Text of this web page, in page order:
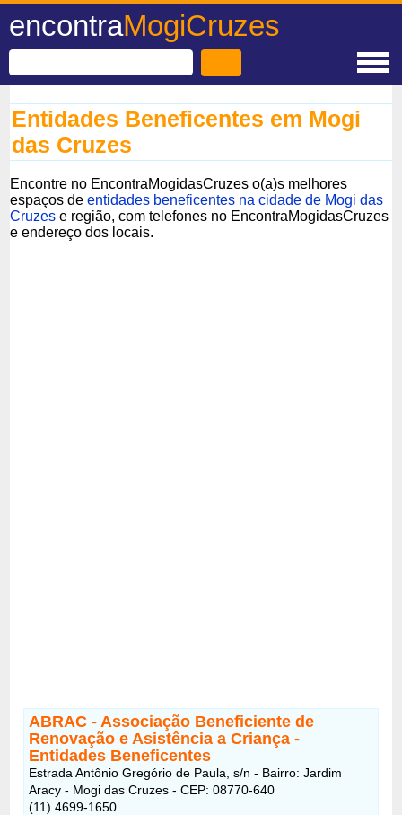
encontraMogiCruzes
Entidades Beneficentes em Mogi
das Cruzes
Encontre no EncontraMogidasCruzes o(a)s melhores
espaços deentidades beneficentes na cidade de Mogi das
Cruzes e região, com telefones no EncontraMogidasCruzes
e endereço dos locais.
ABRAC - Associação Beneficiente de
Renovação e Asistência a Criança -
Entidades Beneficentes
Estrada Antônio Gregório de Paula, s/n - Bairro: Jardim
Aracy - Mogi das Cruzes - CEP: 08770-640
(11) 4699-1650